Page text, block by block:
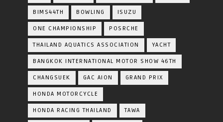
BIMS44TH BOWLING ISUZU
ONE CHAMPIONSHIP POSRCHE
THAILAND AQUATICS ASSOCIATION YACHT
BANGKOK INTERNATIONAL MOTOR SHOW 46TH
CHANGSUEK GAC AION GRAND PRIX
HONDA MOTORCYCLE
HONDA RACING THAILAND TAWA